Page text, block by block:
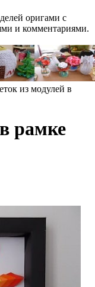
оригами с
и комментариями.
из модулей в
рамке